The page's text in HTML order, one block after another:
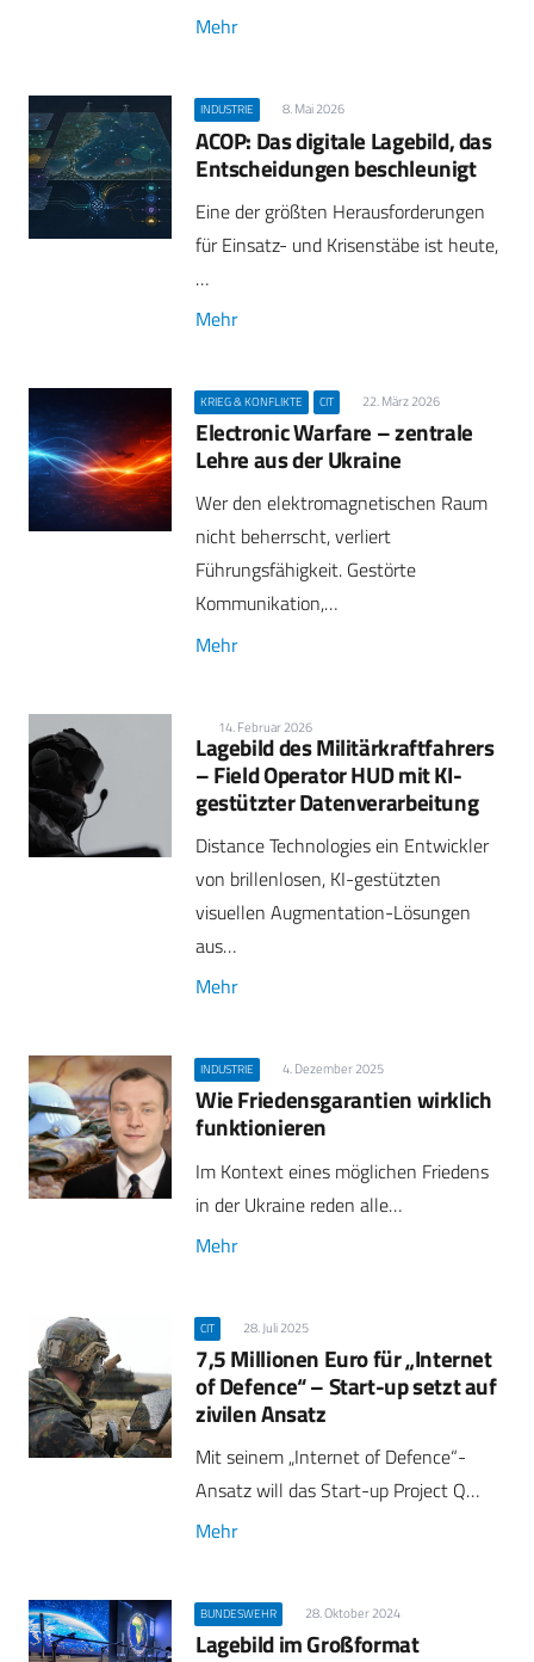
Mehr
INDUSTRIE 8. Mai 2026
ACOP: Das digitale Lagebild, das
Entscheidungen beschleunigt
Eine der größten Herausforderungen
für Einsatz- und Krisenstäbe ist heute,
…
Mehr
KRIEG & KONFLIKTE CIT 22. März 2026
Electronic Warfare – zentrale
Lehre aus der Ukraine
Wer den elektromagnetischen Raum
nicht beherrscht, verliert
Führungsfähigkeit. Gestörte
Kommunikation,…
Mehr
14. Februar 2026
Lagebild des Militärkraftfahrers
– Field Operator HUD mit KI-
gestützter Datenverarbeitung
Distance Technologies ein Entwickler
von brillenlosen, KI-gestützten
visuellen Augmentation-Lösungen
aus…
Mehr
INDUSTRIE 4. Dezember 2025
Wie Friedensgarantien wirklich
funktionieren
Im Kontext eines möglichen Friedens
in der Ukraine reden alle…
Mehr
CIT 28. Juli 2025
7,5 Millionen Euro für „Internet
of Defence“ – Start-up setzt auf
zivilen Ansatz
Mit seinem „Internet of Defence“-
Ansatz will das Start-up Project Q…
Mehr
BUNDESWEHR 28. Oktober 2024
Lagebild im Großformat